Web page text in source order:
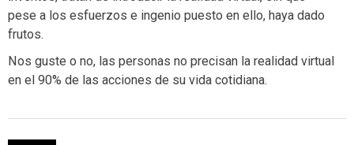
pese a los esfuerzos e ingenio puesto en ello, haya dado
frutos.
Nos guste o no, las personas no precisan la realidad virtual
en el 90% de las acciones de su vida cotidiana.